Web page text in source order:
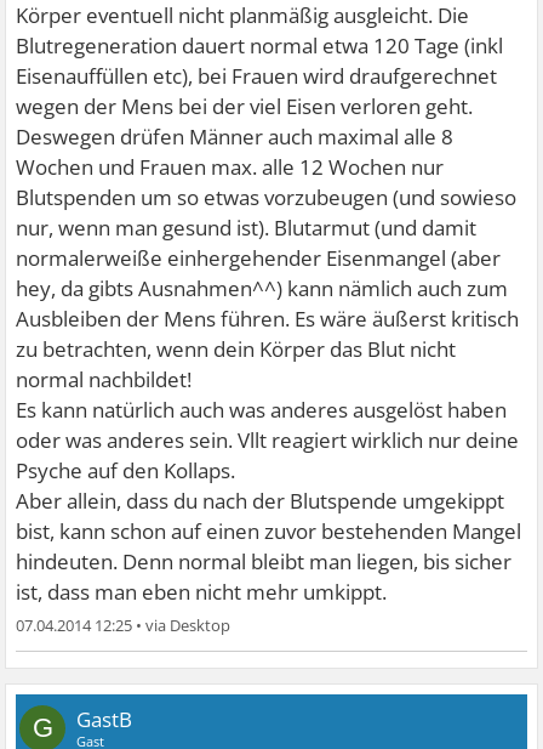
Körper eventuell nicht planmäßig ausgleicht. Die
Blutregeneration dauert normal etwa 120 Tage (inkl
Eisenauffüllen etc), bei Frauen wird draufgerechnet
wegen der Mens bei der viel Eisen verloren geht.
Deswegen drüfen Männer auch maximal alle 8
Wochen und Frauen max. alle 12 Wochen nur
Blutspenden um so etwas vorzubeugen (und sowieso
nur, wenn man gesund ist). Blutarmut (und damit
normalerweiße einhergehender Eisenmangel (aber
hey, da gibts Ausnahmen^^) kann nämlich auch zum
Ausbleiben der Mens führen. Es wäre äußerst kritisch
zu betrachten, wenn dein Körper das Blut nicht
normal nachbildet!
Es kann natürlich auch was anderes ausgelöst haben
oder was anderes sein. Vllt reagiert wirklich nur deine
Psyche auf den Kollaps.
Aber allein, dass du nach der Blutspende umgekippt
bist, kann schon auf einen zuvor bestehenden Mangel
hindeuten. Denn normal bleibt man liegen, bis sicher
ist, dass man eben nicht mehr umkippt.
07.04.2014 12:25 •
G GastB
Gast